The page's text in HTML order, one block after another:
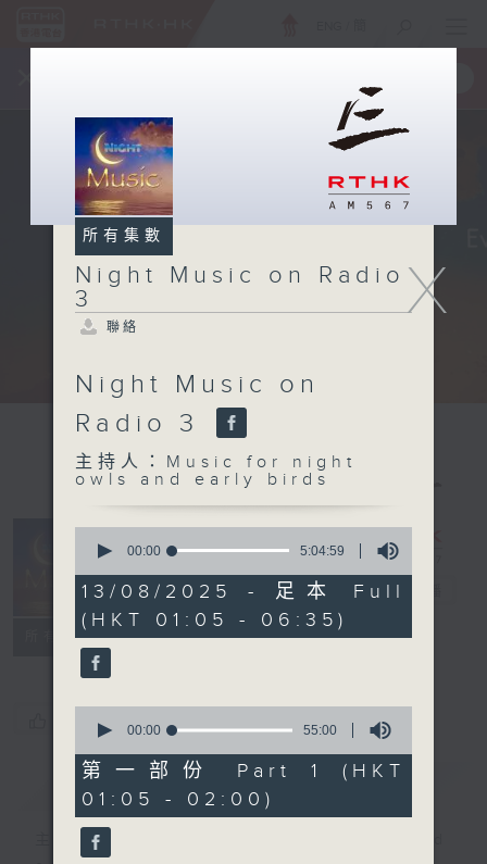
所有集數
on Radio 3
電台直播
聯絡
您喜歡這個節目嗎?
簡介 GIST
主持人：Music for night owls and
X
所有集數
Night Music on Radio
3
聯絡
Night Music on
Radio 3
主持人：Music for night
owls and early birds
seconds
5
hours,
4
minutes,
59
seconds
00:00 5:04:59
13/08/2025 - 足本 Full
(HKT 01:05 - 06:35)
seconds
55
minutes,
0
seconds
00:00 55:00
第一部份 Part 1 (HKT
01:05 - 02:00)